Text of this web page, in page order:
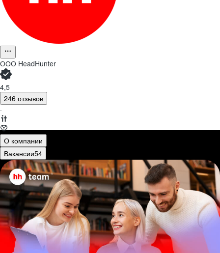
ООО HeadHunter
4,5
246 отзывов
·
О компании
Вакансии54